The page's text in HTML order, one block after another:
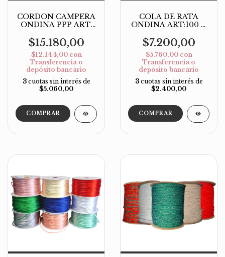
CORDON CAMPERA
ONDINA PPP ART.
MT
$15.180,00
$12.144,00 con
Transferencia o
depósito bancario
3 cuotas sin interés de
$5.060,00
COMPRAR
COLA DE RATA
ONDINA ART:100 X
$7.200,00
$5.760,00 con
Transferencia o
depósito bancario
3 cuotas sin interés de
$2.400,00
COMPRAR